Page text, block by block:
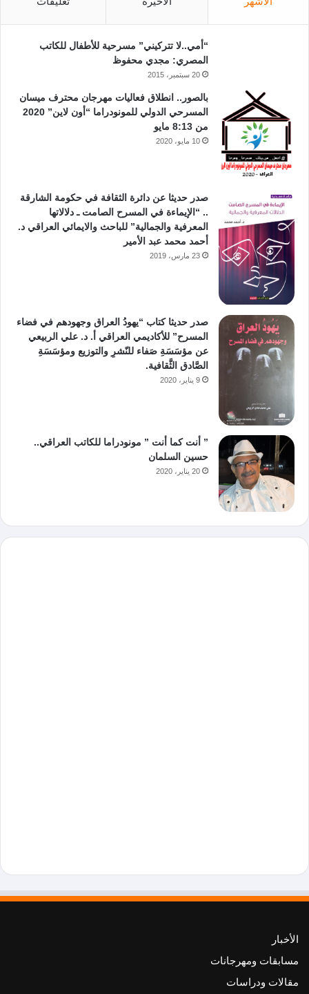
“أمي..لا تتركيني” مسرحية للأطفال للكاتب
المصري: مجدي محفوظ
20 سبتمبر، 2015
بالصور.. انطلاق فعاليات مهرجان محترف ميسان
المسرحي الدولي للمونودراما “أون لاين” 2020
من 8:13 مايو
10 مايو، 2020
صدر حديثا عن دائرة الثقافة في حكومة الشارقة
.. “الإيماءة في المسرح الصامت ـ دلالاتها
المعرفية والجمالية” للباحث والايمائي العراقي د.
أحمد محمد عبد الأمير
23 مارس، 2019
صدر حديثا كتاب “يهودُ العراق وجهودهم في فضاء
المسرح” للأكاديمي العراقي أ. د. علي الربيعي
عن مؤسَسَةِ صَفاء للنّشرِ والتوزيع ومؤسَسَةِ
الصَّادق الثَّقافية.
9 يناير، 2020
” أنت كما أنت ” مونودراما للكاتب العراقي..
حسين السلمان
20 يناير، 2020
الأخبار
مسابقات ومهرجانات
مقالات ودراسات